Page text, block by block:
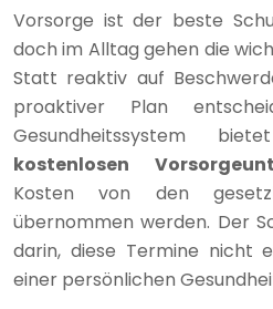
Vorsorge ist der beste
doch im Alltag gehen die
Statt reaktiv auf
proaktiver Plan
Gesundheitssystem
kostenlosen
Kosten von den
übernommen werden. Der
darin, diese Termine nicht
einer persönlichen